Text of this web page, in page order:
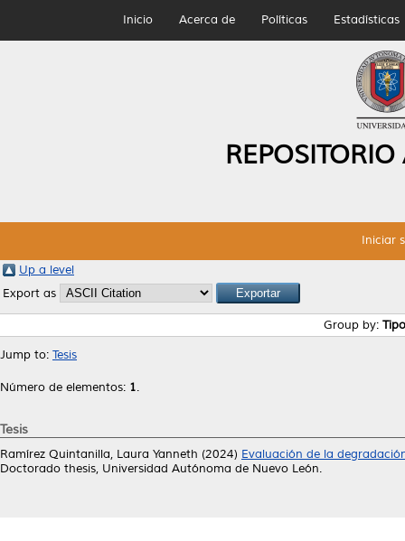
Inicio Acerca de Políticas Estadísticas
Iniciar
Up a level
Export as
Group by:
Jump to: Tesis
Número de elementos: 1.
Tesis
Ramírez Quintanilla, Laura Yanneth (2024) Evaluación de la
Doctorado thesis, Universidad Autónoma de Nuevo León.